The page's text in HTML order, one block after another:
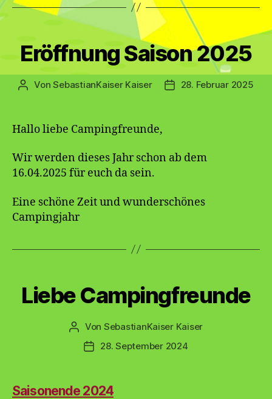
Kategorien
Eröffnung Saison 2025
Beitragsautor
VonSebastianKaiser Kaiser 28. Februar 2025
Hallo liebe Campingfreunde,
Wir werden dieses Jahr schon ab dem
16.04.2025 für euch da sein.
Eine schöne Zeit und wunderschönes
Campingjahr
Liebe Campingfreunde
Beitragsautor
Von SebastianKaiser Kaiser
Veröffentlichungsdatum
28. September 2024
Saisonende 2024